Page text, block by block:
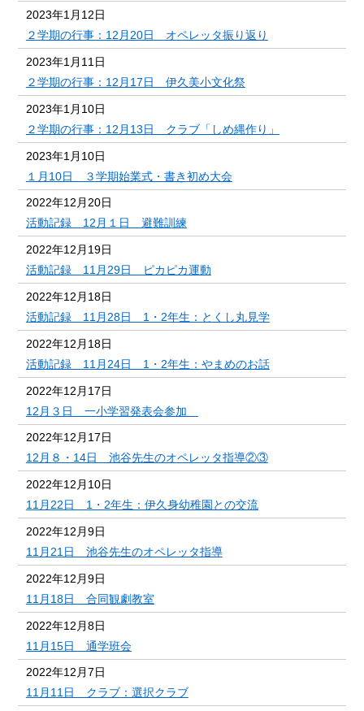
2023年1月12日
２学期の行事：12月20日 オペレッタ振り返り
2023年1月11日
２学期の行事：12月17日 伊久美小文化祭
2023年1月10日
２学期の行事：12月13日 クラブ「しめ縄作り」
2023年1月10日
１月10日 ３学期始業式・書き初め大会
2022年12月20日
活動記録 12月１日 避難訓練
2022年12月19日
活動記録 11月29日 ピカピカ運動
2022年12月18日
活動記録 11月28日 1・2年生：とくし丸見学
2022年12月18日
活動記録 11月24日 1・2年生：やまめのお話
2022年12月17日
12月３日 一小学習発表会参加
2022年12月17日
12月８・14日 池谷先生のオペレッタ指導②③
2022年12月10日
11月22日 1・2年生：伊久身幼稚園との交流
2022年12月9日
11月21日 池谷先生のオペレッタ指導
2022年12月9日
11月18日 合同観劇教室
2022年12月8日
11月15日 通学班会
2022年12月7日
11月11日 クラブ：選択クラブ